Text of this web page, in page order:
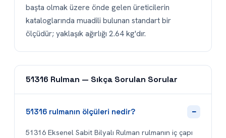
başta olmak üzere önde gelen üreticilerin
kataloglarında muadili bulunan standart bir
ölçüdür; yaklaşık ağırlığı 2.64 kg'dır.
51316 Rulman — Sıkça Sorulan Sorular
51316 rulmanın ölçüleri nedir? −
51316 Eksenel Sabit Bilyalı Rulman rulmanın iç çapı